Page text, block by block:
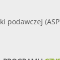
podawczej